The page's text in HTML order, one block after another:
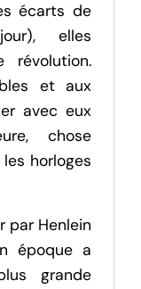
écarts de
elles
révolution.
et aux
avec eux
chose
horloges
par Henlein
époque a
grande